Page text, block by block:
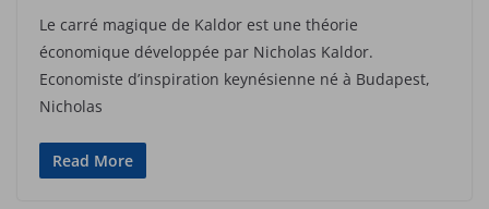
Le carré magique de Kaldor est une théorie
économique développée par Nicholas Kaldor.
Economiste d’inspiration keynésienne né à Budapest,
Nicholas
Read More